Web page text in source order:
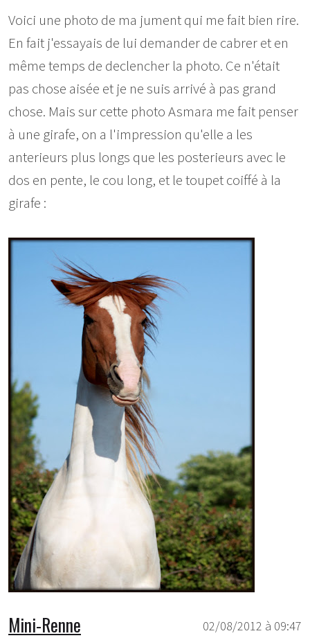
Voici une photo de ma jument qui me fait bien rire.
En fait j'essayais de lui demander de cabrer et en
même temps de declencher la photo. Ce n'était
pas chose aisée et je ne suis arrivé à pas grand
chose. Mais sur cette photo Asmara me fait penser
à une girafe, on a l'impression qu'elle a les
anterieurs plus longs que les posterieurs avec le
dos en pente, le cou long, et le toupet coiffé à la
girafe :
02/08/2012 à 09:47
Mini-Renne